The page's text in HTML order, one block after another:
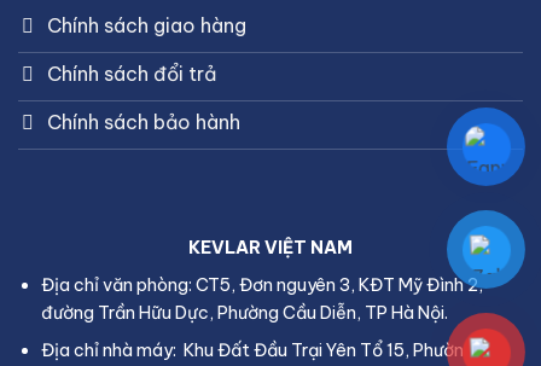
Chính sách giao hàng
Chính sách đổi trả
Chính sách bảo hành
KEVLAR VIỆT NAM
Địa chỉ văn phòng: CT5, Đơn nguyên 3, KĐT Mỹ Đình 2,
đường Trần Hữu Dực, Phường Cầu Diễn, TP Hà Nội.
Địa chỉ nhà máy: Khu Đất Đầu Trại Yên Tổ 15, Phường Yên